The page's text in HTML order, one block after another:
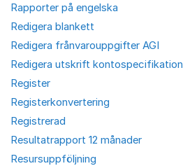
Rapporter på engelska
Redigera blankett
Redigera frånvarouppgifter AGI
Redigera utskrift kontospecifikation
Register
Registerkonvertering
Registrerad
Resultatrapport 12 månader
Resursuppföljning